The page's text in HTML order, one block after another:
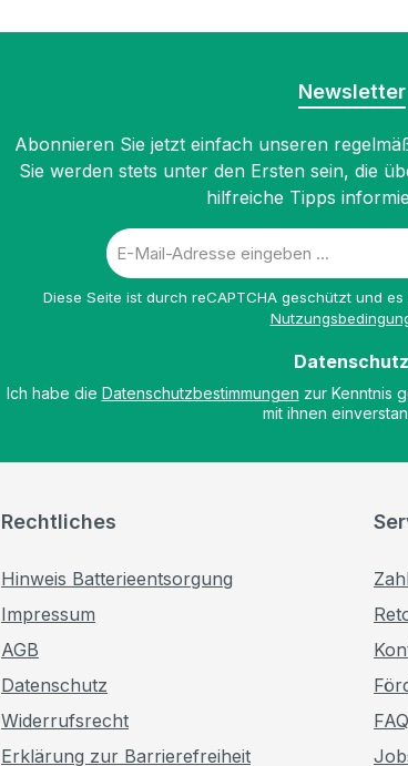
Newsletter
Abonnieren Sie jetzt einfach unseren
Sie werden stets unter den Ersten sein, die
hilfreiche Tipps
E-
Mail-
Diese Seite ist durch reCAPTCHA geschützt und es
Datenschutz
Ich habe die Datenschutzbestimmungen zur Kenntnis
mit ihnen
Rechtliches
Hinweis Batterieentsorgung
Impressum
AGB
Datenschutz
Widerrufsrecht
Erklärung zur Barrierefreiheit
FAQ